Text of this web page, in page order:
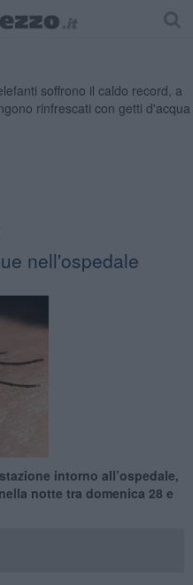
nell'ospedale
intorno all’ospedale,
notte tra domenica 28 e